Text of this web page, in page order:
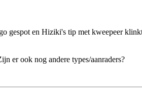
gespot en Hiziki's tip met kweepeer
er ook nog andere types/aanraders?